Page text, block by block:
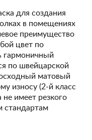
для создания
в помещениях
преимущество
цвет по
гармоничный
по швейцарской
матовый
износу (2-й класс
имеет резкого
стандартам